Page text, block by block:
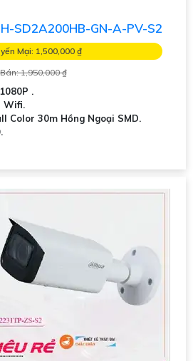
SD2A200HB-GN-A-PV-S2
Mại: 1,500,000 ₫
1,950,000 ₫
.
Wifi.
Color 30m Hồng Ngoại SMD.